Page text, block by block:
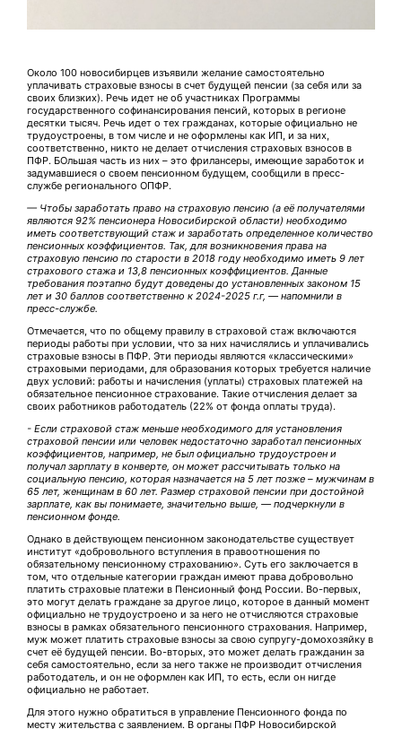
Около 100 новосибирцев изъявили желание самостоятельно
уплачивать страховые взносы в счет будущей пенсии (за себя или за
своих близких). Речь идет не об участниках Программы
государственного софинансирования пенсий, которых в регионе
десятки тысяч. Речь идет о тех гражданах, которые официально не
трудоустроены, в том числе и не оформлены как ИП, и за них,
соответственно, никто не делает отчисления страховых взносов в
ПФР. БОльшая часть из них – это фрилансеры, имеющие заработок и
задумавшиеся о своем пенсионном будущем, сообщили в пресс-
службе регионального ОПФР.
— Чтобы заработать право на страховую пенсию (а её получателями
являются 92% пенсионера Новосибирской области) необходимо
иметь соответствующий стаж и заработать определенное количество
пенсионных коэффициентов. Так, для возникновения права на
страховую пенсию по старости в 2018 году необходимо иметь 9 лет
страхового стажа и 13,8 пенсионных коэффициентов. Данные
требования поэтапно будут доведены до установленных законом 15
лет и 30 баллов соответственно к 2024-2025 г.г, — напомнили в
пресс-службе.
Отмечается, что по общему правилу в страховой стаж включаются
периоды работы при условии, что за них начислялись и уплачивались
страховые взносы в ПФР. Эти периоды являются «классическими»
страховыми периодами, для образования которых требуется наличие
двух условий: работы и начисления (уплаты) страховых платежей на
обязательное пенсионное страхование. Такие отчисления делает за
своих работников работодатель (22% от фонда оплаты труда).
- Если страховой стаж меньше необходимого для установления
страховой пенсии или человек недостаточно заработал пенсионных
коэффициентов, например, не был официально трудоустроен и
получал зарплату в конверте, он может рассчитывать только на
социальную пенсию, которая назначается на 5 лет позже – мужчинам в
65 лет, женщинам в 60 лет. Размер страховой пенсии при достойной
зарплате, как вы понимаете, значительно выше, — подчеркнули в
пенсионном фонде.
Однако в действующем пенсионном законодательстве существует
институт «добровольного вступления в правоотношения по
обязательному пенсионному страхованию». Суть его заключается в
том, что отдельные категории граждан имеют права добровольно
платить страховые платежи в Пенсионный фонд России. Во-первых,
это могут делать граждане за другое лицо, которое в данный момент
официально не трудоустроено и за него не отчисляются страховые
взносы в рамках обязательного пенсионного страхования. Например,
муж может платить страховые взносы за свою супругу-домохозяйку в
счет её будущей пенсии. Во-вторых, это может делать гражданин за
себя самостоятельно, если за него также не производит отчисления
работодатель, и он не оформлен как ИП, то есть, если он нигде
официально не работает.
Для этого нужно обратиться в управление Пенсионного фонда по
месту жительства с заявлением. В органы ПФР Новосибирской